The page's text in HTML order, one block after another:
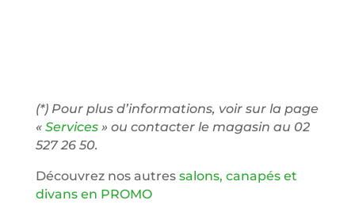
(*) Pour plus d’informations, voir sur la page
« Services» ou contacter le magasin au 02
527 26 50.
Découvrez nos autres salons, canapés et
divans en PROMO